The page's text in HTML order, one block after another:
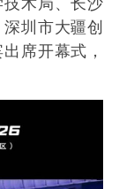
术局、长沙
圳市大疆创
席开幕式，